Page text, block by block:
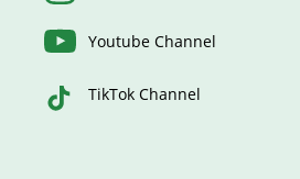
Youtube Channel
TikTok Channel